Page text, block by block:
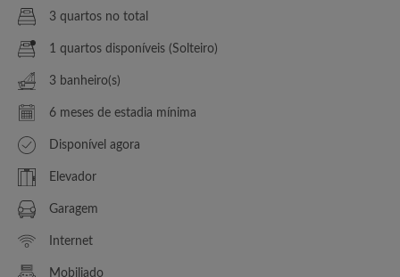
3 quartos no total
1 quartos disponíveis (Solteiro)
3 banheiro(s)
6 meses de estadia mínima
Disponível agora
Elevador
Garagem
Internet
Mobiliado